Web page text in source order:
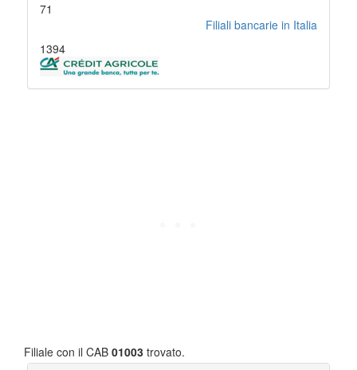
71
Filiali bancarie in Italia
1394
Filiale con il CAB 01003 trovato.